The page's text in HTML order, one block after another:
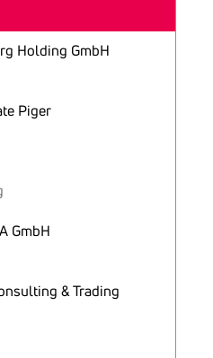
Holding GmbH
Piger
GmbH
& Trading